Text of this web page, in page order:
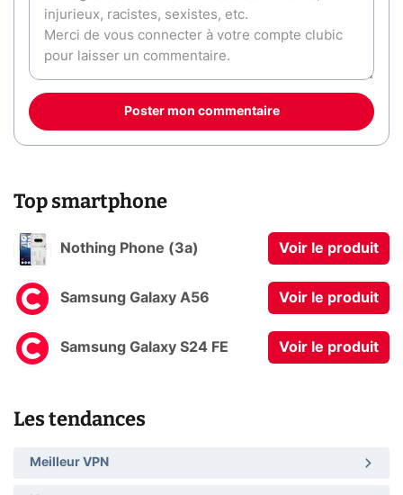
Poster mon commentaire
Top smartphone
Nothing Phone (3a) Voir le produit
Samsung Galaxy A56 Voir le produit
Samsung Galaxy S24 FE Voir le produit
Les tendances
Meilleur VPN